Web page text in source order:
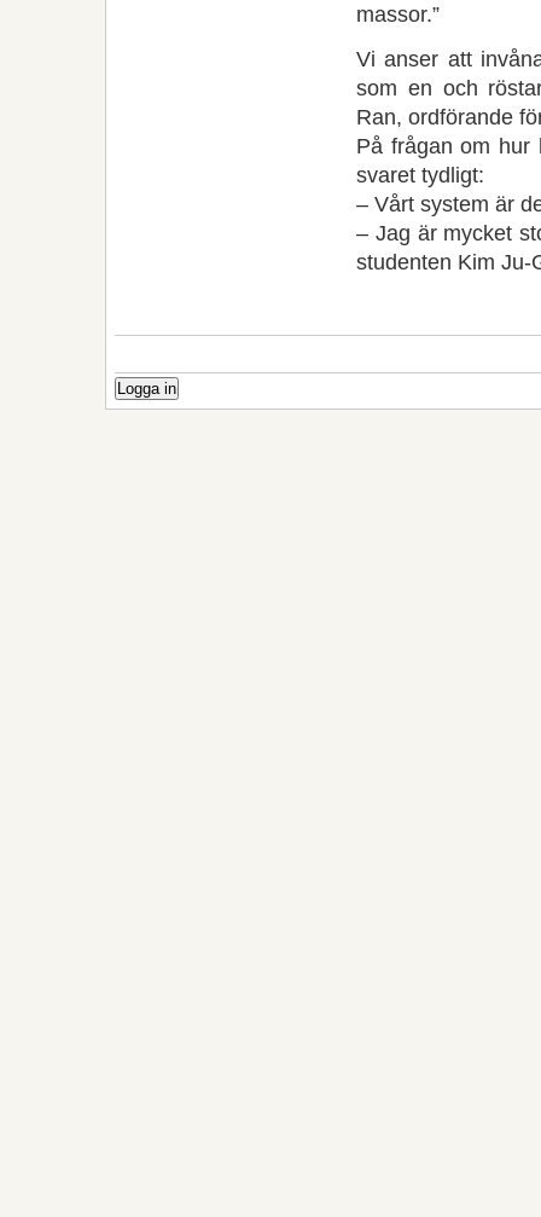
massor.”
Vi anser att
som en och
Ran, ordförande
På frågan om hur
svaret tydligt:
– Vårt system är
– Jag är mycket
studenten Kim Ju-
Logga in